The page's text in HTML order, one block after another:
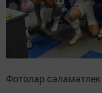
Фотолар